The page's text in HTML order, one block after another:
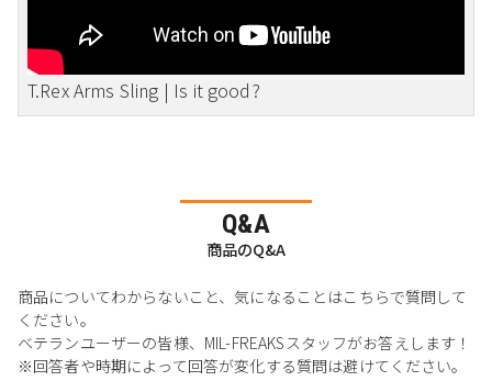
T.Rex Arms Sling | Is it good?
Q&A
商品のQ&A
商品についてわからないこと、気になることはこちらで質問して
ください。
ベテランユーザーの皆様、MIL-FREAKSスタッフがお答えします！
※回答者や時期によって回答が変化する質問は避けてください。